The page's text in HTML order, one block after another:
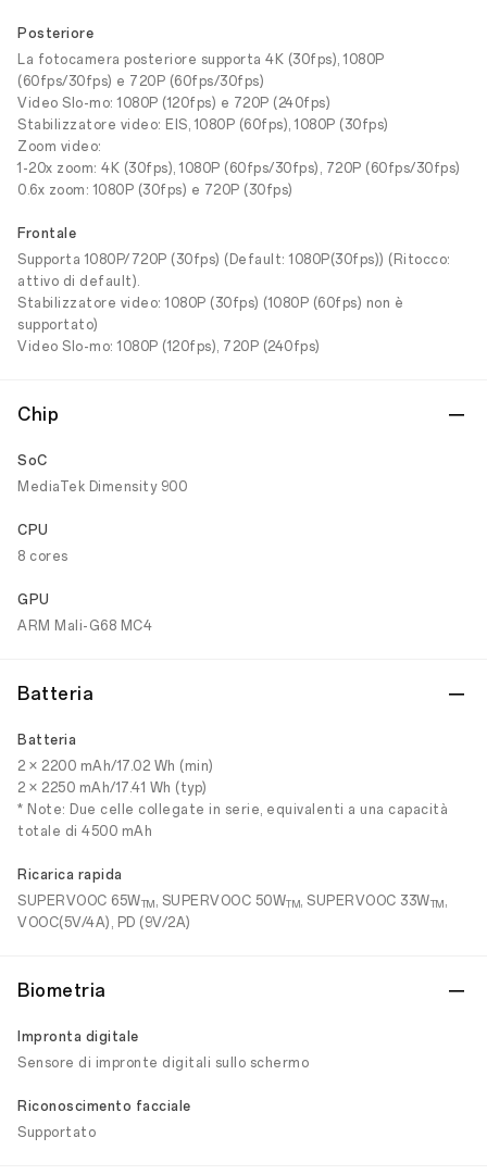
Posteriore
La fotocamera posteriore supporta 4K (30fps), 1080P
(60fps/30fps) e 720P (60fps/30fps)
Video Slo-mo: 1080P (120fps) e 720P (240fps)
Stabilizzatore video: EIS, 1080P (60fps), 1080P (30fps)
Zoom video:
1-20x zoom: 4K (30fps), 1080P (60fps/30fps), 720P (60fps/30fps)
0.6x zoom: 1080P (30fps) e 720P (30fps)
Frontale
Supporta 1080P/720P (30fps) (Default: 1080P(30fps)) (Ritocco:
attivo di default).
Stabilizzatore video: 1080P (30fps) (1080P (60fps) non è
supportato)
Video Slo-mo: 1080P (120fps), 720P (240fps)
Chip
SoC
MediaTek Dimensity 900
CPU
8 cores
GPU
ARM Mali-G68 MC4
Batteria
Batteria
2 × 2200 mAh/17.02 Wh (min)
2 × 2250 mAh/17.41 Wh (typ)
* Note: Due celle collegate in serie, equivalenti a una capacità
totale di 4500 mAh
Ricarica rapida
SUPERVOOC 65WTM, SUPERVOOC 50WTM, SUPERVOOC 33WTM,
VOOC(5V/4A), PD (9V/2A)
Biometria
Impronta digitale
Sensore di impronte digitali sullo schermo
Riconoscimento facciale
Supportato